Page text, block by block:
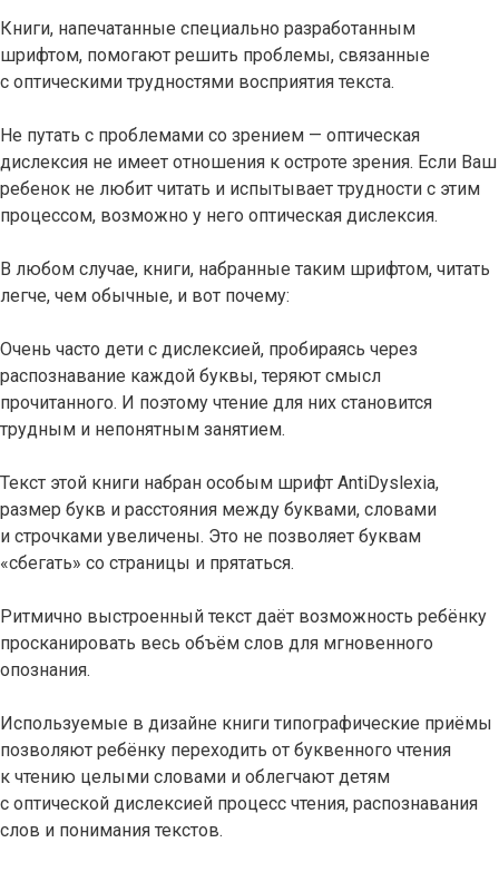
Книги, напечатанные специально разработанным
шрифтом, помогают решить проблемы, связанные
с оптическими трудностями восприятия текста.
Не путать с проблемами со зрением — оптическая
дислексия не имеет отношения к остроте зрения. Если Ваш
ребенок не любит читать и испытывает трудности с этим
процессом, возможно у него оптическая дислексия.
В любом случае, книги, набранные таким шрифтом, читать
легче, чем обычные, и вот почему:
Очень часто дети с дислексией, пробираясь через
распознавание каждой буквы, теряют смысл
прочитанного. И поэтому чтение для них становится
трудным и непонятным занятием.
Текст этой книги набран особым шрифт AntiDyslexia,
размер букв и расстояния между буквами, словами
и строчками увеличены. Это не позволяет буквам
«сбегать» со страницы и прятаться.
Ритмично выстроенный текст даёт возможность ребёнку
просканировать весь объём слов для мгновенного
опознания.
Используемые в дизайне книги типографические приёмы
позволяют ребёнку переходить от буквенного чтения
к чтению целыми словами и облегчают детям
с оптической дислексией процесс чтения, распознавания
слов и понимания текстов.